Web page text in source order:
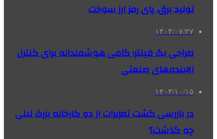
تولید برق، پای رمز ارز سوخت
۱۴۰۴/۰۷/۲۷
طراحی بگ فیلتر؛ گامی هوشمندانه برای کنترل
آلاینده‌های صنعتی
۱۴۰۳/۱۰/۱۵
در بازرسی گشت تعزیرات از دو کارخانه بزرگ لبنی
چه گذشت؟